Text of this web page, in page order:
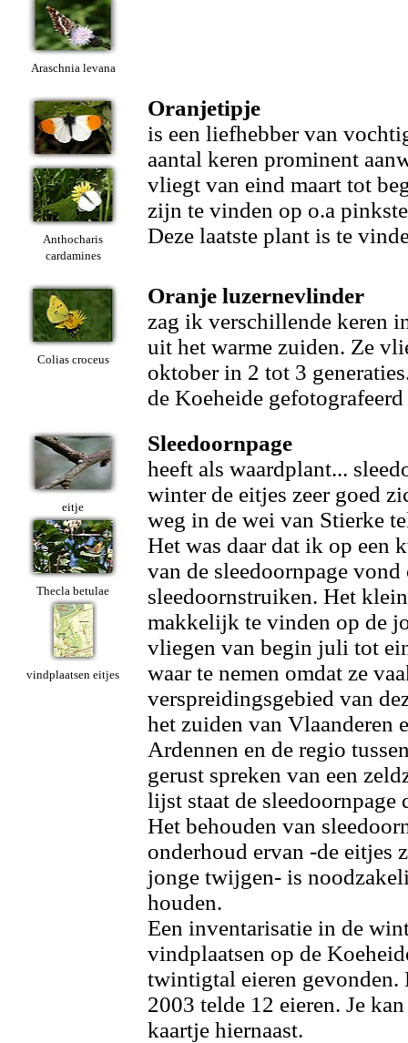
Araschnia levana
Anthocharis
cardamines
Oranjetipje
is een liefhebber van
aantal keren prominent
vliegt van eind maart tot
zijn te vinden op o.a
Deze laatste plant is te
Colias croceus
Oranje luzernevlinder
zag ik verschillende keren
uit het warme zuiden. Ze
oktober in 2 tot 3
de Koeheide
eitje
Thecla betulae
vindplaatsen eitjes
Sleedoornpage
heeft als waardplant...
winter de eitjes zeer goed
weg in de wei van Stierke
Het was daar dat ik op een
van de sleedoornpage
sleedoornstruiken. Het
makkelijk te vinden op de
vliegen van begin juli tot
waar te nemen omdat ze
verspreidingsgebied van
het zuiden van Vlaanderen
Ardennen en de regio
gerust spreken van een
lijst staat de sleedoornpage
Het behouden van
onderhoud ervan -de eitjes
jonge twijgen- is
houden.
Een inventarisatie in de
vindplaatsen op de
twintigtal eieren
2003 telde 12 eieren. Je
kaartje hiernaast.